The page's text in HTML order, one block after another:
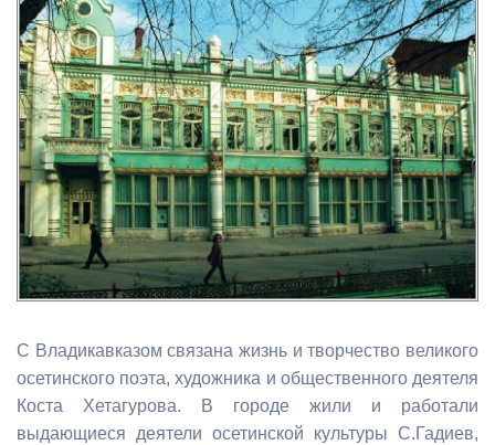
С Владикавказом связана жизнь и творчество великого
осетинского поэта, художника и общественного деятеля
Коста Хетагурова. В городе жили и работали
выдающиеся деятели осетинской культуры С.Гадиев,